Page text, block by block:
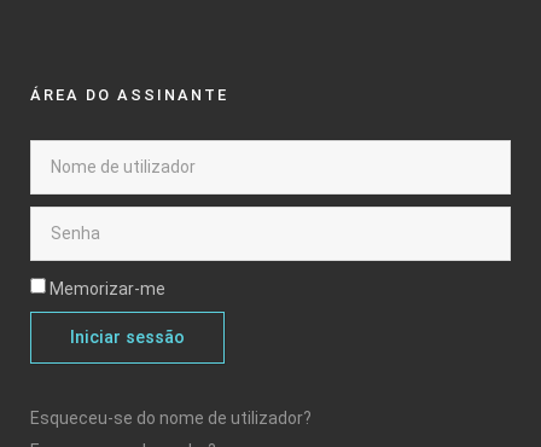
ÁREA DO ASSINANTE
Memorizar-me
Iniciar sessão
Esqueceu-se do nome de utilizador?